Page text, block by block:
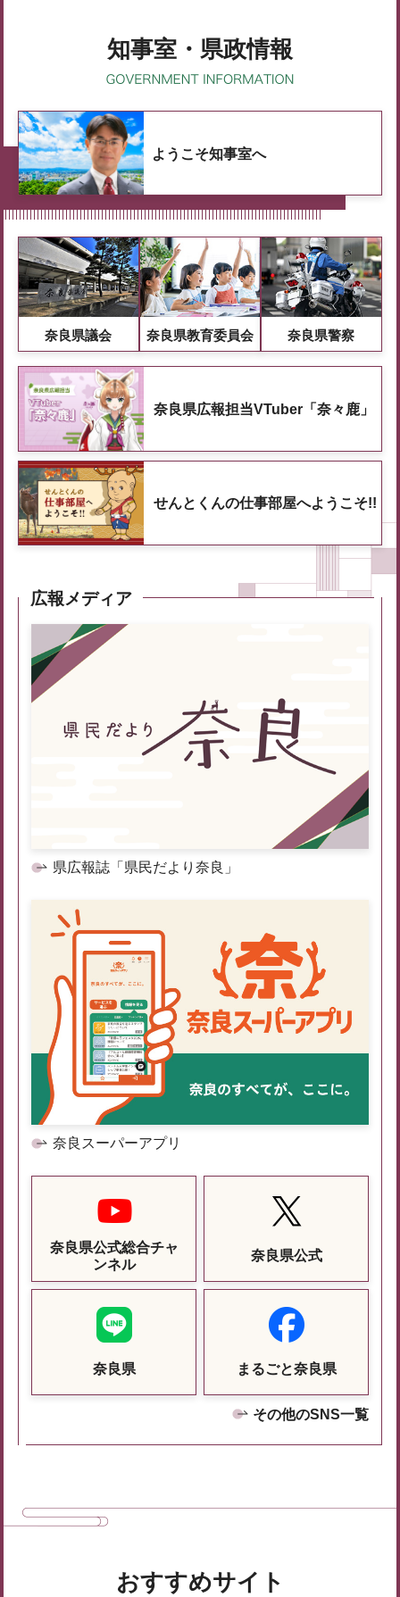
知事室・県政情報
ようこそ知事室へ
奈良県議会 奈良県教育委員会 奈良県警察
奈良県広報担当VTuber「奈々鹿」
せんとくんの仕事部屋へようこそ!!
広報メディア
県広報誌「県民だより奈良」
奈良スーパーアプリ
奈良県公式総合チャ
ンネル
奈良県公式
奈良県 まるごと奈良県
その他のSNS一覧
おすすめサイト